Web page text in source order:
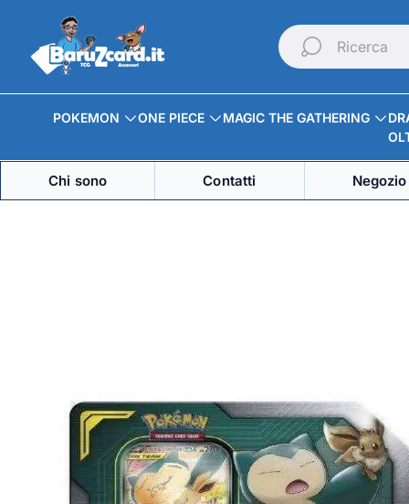
Logo
negozio"
Ricerca
POKEMON ONE PIECE MAGIC THE GATHERING
Chi sono Contatti